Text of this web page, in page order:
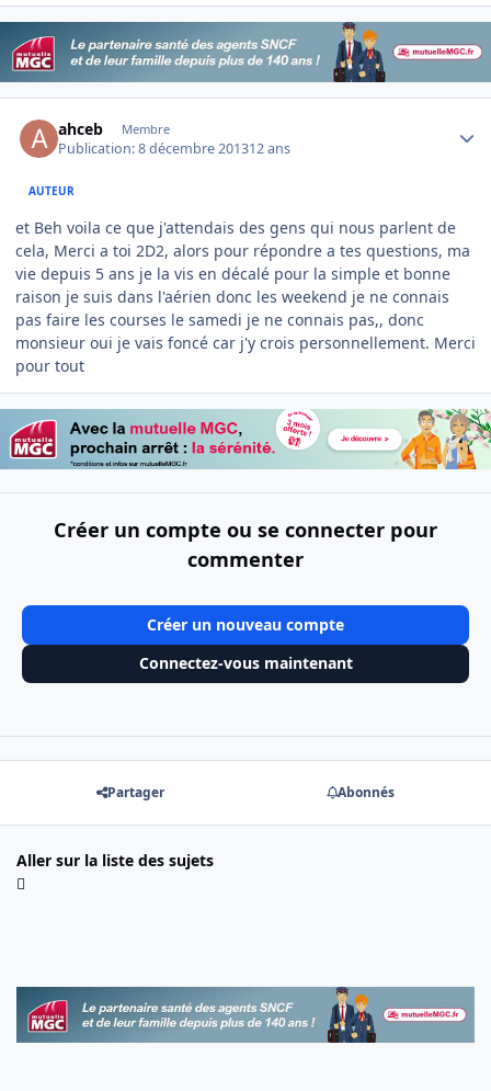
ahceb Membre
Publication:8 décembre 201312 ans
AUTEUR
et Beh voila ce que j'attendais des gens qui nous parlent de
cela, Merci a toi 2D2, alors pour répondre a tes questions, ma
vie depuis 5 ans je la vis en décalé pour la simple et bonne
raison je suis dans l'aérien donc les weekend je ne connais
pas faire les courses le samedi je ne connais pas,, donc
monsieur oui je vais foncé car j'y crois personnellement. Merci
pour tout
Créer un compte ou se connecter pour
commenter
Créer un nouveau compte
Connectez-vous maintenant
Partager Abonnés
Aller sur la liste des sujets